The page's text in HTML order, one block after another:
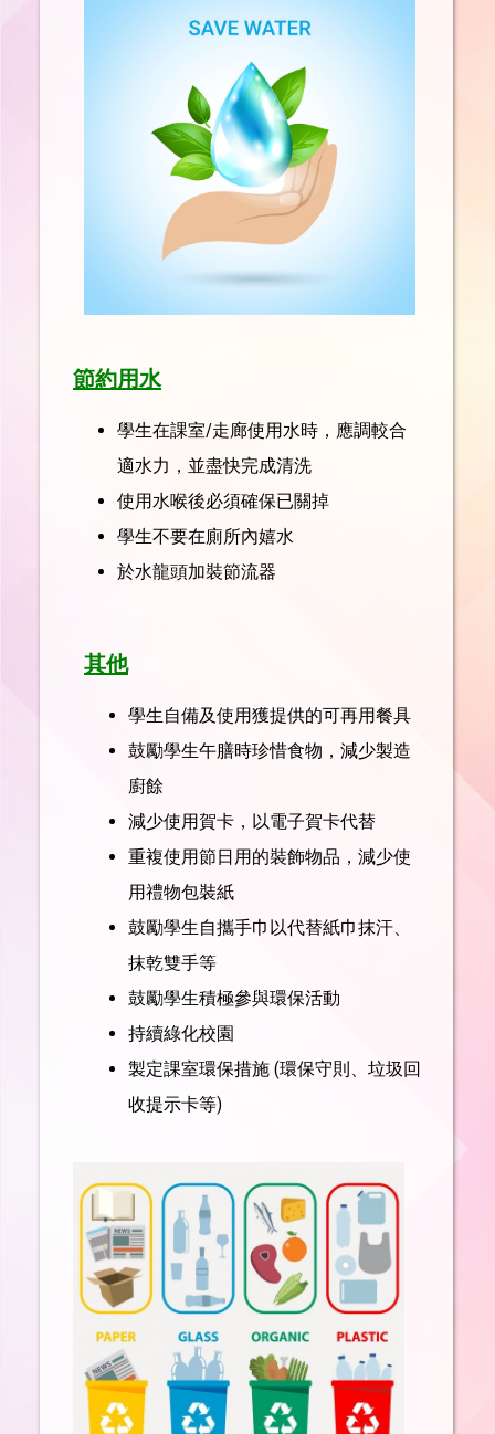
節約用水
學生在課室/走廊使用水時，應調較合
適水力，並盡快完成清洗
使用水喉後必須確保已關掉
學生不要在廁所內嬉水
於水龍頭加裝節流器
其他
學生自備及使用獲提供的可再用餐具
鼓勵學生午膳時珍惜食物，減少製造
廚餘
減少使用賀卡，以電子賀卡代替
重複使用節日用的裝飾物品，減少使
用禮物包裝紙
鼓勵學生自攜手巾以代替紙巾抹汗、
抹乾雙手等
鼓勵學生積極參與環保活動
持續綠化校園
製定課室環保措施 (環保守則、垃圾回
收提示卡等)